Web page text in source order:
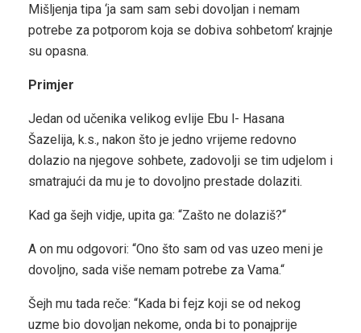
Mišljenja tipa ‘ja sam sam sebi dovoljan i nemam
potrebe za potporom koja se dobiva sohbetom’ krajnje
su opasna.
Primjer
Jedan od učenika velikog evlije Ebu l- Hasana
Šazelija, k.s., nakon što je jedno vrijeme redovno
dolazio na njegove sohbete, zadovolji se tim udjelom i
smatrajući da mu je to dovoljno prestade dolaziti.
Kad ga šejh vidje, upita ga: “Zašto ne dolaziš?“
A on mu odgovori: “Ono što sam od vas uzeo meni je
dovoljno, sada više nemam potrebe za Vama.“
Šejh mu tada reče: “Kada bi fejz koji se od nekog
uzme bio dovoljan nekome, onda bi to ponajprije